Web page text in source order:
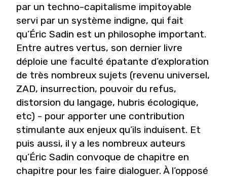
par un techno-capitalisme impitoyable
servi par un système indigne, qui fait
qu’Éric Sadin est un philosophe important.
Entre autres vertus, son dernier livre
déploie une faculté épatante d’exploration
de très nombreux sujets (revenu universel,
ZAD, insurrection, pouvoir du refus,
distorsion du langage, hubris écologique,
etc) - pour apporter une contribution
stimulante aux enjeux qu’ils induisent. Et
puis aussi, il y a les nombreux auteurs
qu’Éric Sadin convoque de chapitre en
chapitre pour les faire dialoguer. À l’opposé